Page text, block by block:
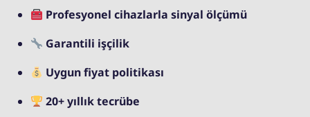
Profesyonel cihazlarla sinyal ölçümü
Garantili işçilik
Uygun fiyat politikası
20+ yıllık tecrübe